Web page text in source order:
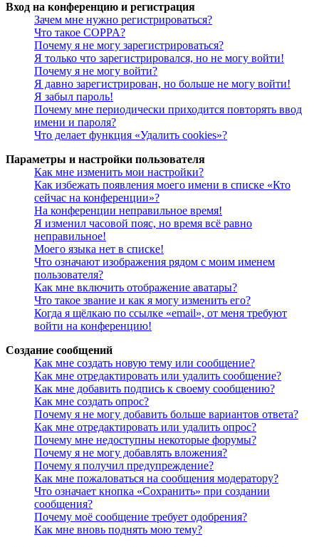
Вход на конференцию и регистрация
Зачем мне нужно регистрироваться?
Что такое COPPA?
Почему я не могу зарегистрироваться?
Я только что зарегистрировался, но не могу войти!
Почему я не могу войти?
Я давно зарегистрирован, но больше не могу войти!
Я забыл пароль!
Почему мне периодически приходится повторять ввод
имени и пароля?
Что делает функция «Удалить cookies»?
Параметры и настройки пользователя
Как мне изменить мои настройки?
Как избежать появления моего имени в списке «Кто
сейчас на конференции»?
На конференции неправильное время!
Я изменил часовой пояс, но время всё равно
неправильное!
Моего языка нет в списке!
Что означают изображения рядом с моим именем
пользователя?
Как мне включить отображение аватары?
Что такое звание и как я могу изменить его?
Когда я щёлкаю по ссылке «email», от меня требуют
войти на конференцию!
Создание сообщений
Как мне создать новую тему или сообщение?
Как мне отредактировать или удалить сообщение?
Как мне добавить подпись к своему сообщению?
Как мне создать опрос?
Почему я не могу добавить больше вариантов ответа?
Как мне отредактировать или удалить опрос?
Почему мне недоступны некоторые форумы?
Почему я не могу добавлять вложения?
Почему я получил предупреждение?
Как мне пожаловаться на сообщения модератору?
Что означает кнопка «Сохранить» при создании
сообщения?
Почему моё сообщение требует одобрения?
Как мне вновь поднять мою тему?